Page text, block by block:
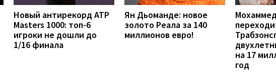
Новый антирекорд ATP
Masters 1000: топ-6
игроки не дошли до
1/16 финала
Ян Дьоманде: новое
золото Реала за 140
миллионов евро!
на 17
год